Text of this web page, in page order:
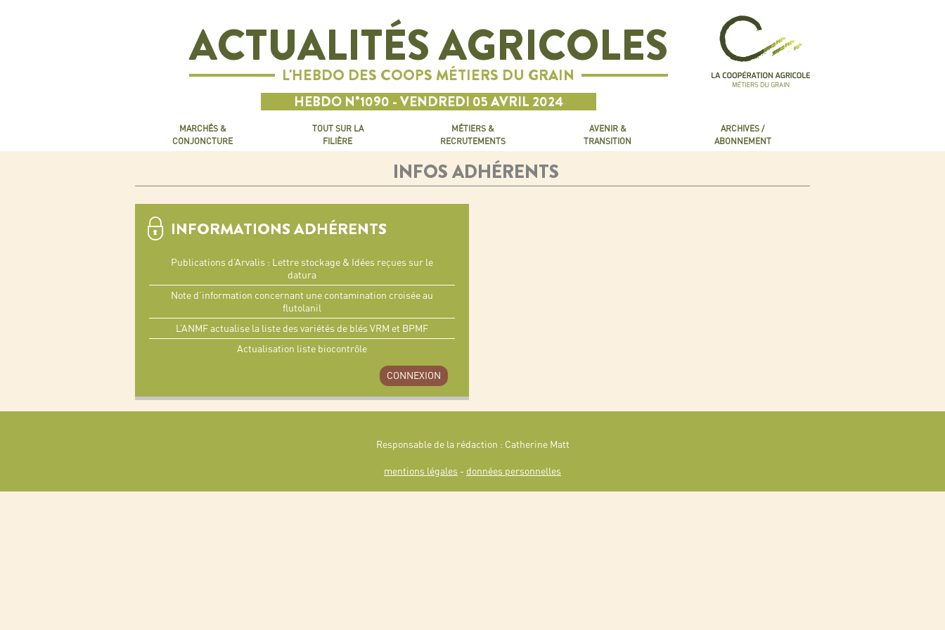
ACTUALITÉS AGRICOLES
L'HEBDO DES COOPS MÉTIERS DU GRAIN
HEBDO N°1090 - VENDREDI 05 AVRIL 2024
MARCHÉS &
CONJONCTURE
TOUT SUR LA
FILIÈRE
MÉTIERS &
RECRUTEMENTS
AVENIR &
TRANSITION
ARCHIVES /
ABONNEMENT
INFOS ADHÉRENTS
INFORMATIONS ADHÉRENTS
Publications d’Arvalis : Lettre stockage & Idées reçues sur le
datura
Note d’information concernant une contamination croisée au
flutolanil
L’ANMF actualise la liste des variétés de blés VRM et BPMF
Actualisation liste biocontrôle
CONNEXION
Responsable de la rédaction : Catherine Matt
mentions légales - données personnelles